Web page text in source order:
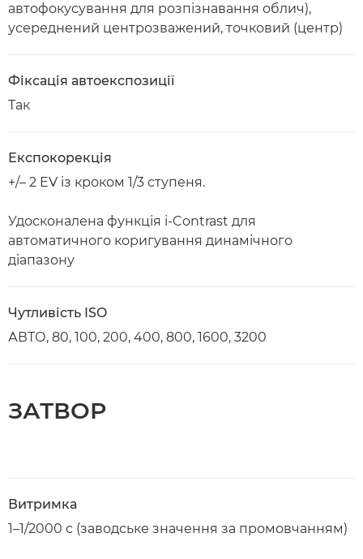
автофокусування для розпізнавання облич),
усереднений центрозважений, точковий (центр)
Фіксація автоекспозиції
Так
Експокорекція
+/– 2 EV із кроком 1/3 ступеня.
Удосконалена функція i-Contrast для
автоматичного коригування динамічного
діапазону
Чутливість ISO
АВТО, 80, 100, 200, 400, 800, 1600, 3200
ЗАТВОР
Витримка
1–1/2000 с (заводське значення за промовчанням)